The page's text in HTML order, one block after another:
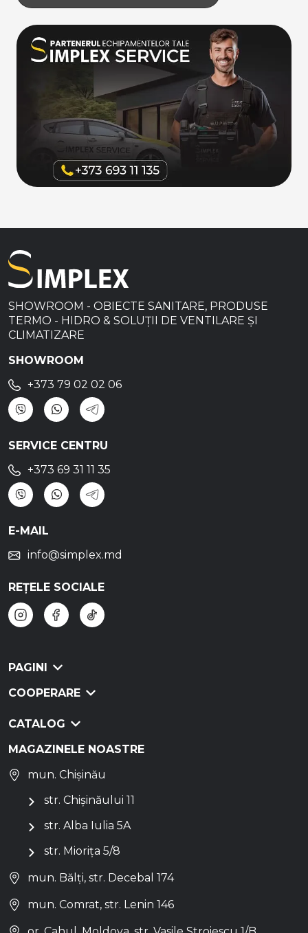
SHOWROOM - OBIECTE SANITARE, PRODUSE
TERMO - HIDRO & SOLUȚII DE VENTILARE ȘI
CLIMATIZARE
SHOWROOM
+373 79 02 02 06
SERVICE CENTRU
+373 69 31 11 35
E-MAIL
info@simplex.md
REȚELE SOCIALE
PAGINI
COOPERARE
CATALOG
MAGAZINELE NOASTRE
mun. Chișinău
str. Chișinăului 11
str. Alba Iulia 5A
str. Miorița 5/8
mun. Bălți, str. Decebal 174
mun. Comrat, str. Lenin 146